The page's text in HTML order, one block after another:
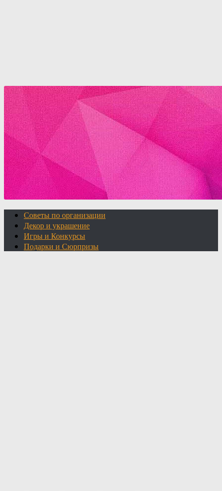
Советы по организации
Декор и украшение
Игры и Конкурсы
Подарки и Сюрпризы